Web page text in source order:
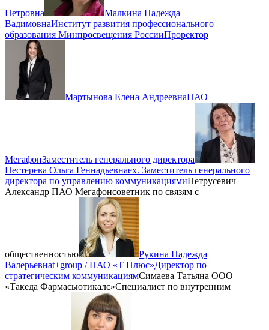
Петровна
Малкина Надежда
ВадимовнаИнститут развития профессионального
образования Минпросвещения РоссииПроректор
Мартынова Елена АндреевнаПАО
МегафонЗаместитель генерального директора
Пестерева Ольга Геннадьевнаex. Заместитель генерального
директора по управлению коммуникациямиПетрусевич
Александр ПАО Мегафонсоветник по связям с
общественностью
Рукина Надежда
Валерьевнаt+group / ПАО «Т Плюс»Директор по
стратегическим коммуникациямСимаева Татьяна ООО
«Такеда Фармасьютикалс»Специалист по внутренним